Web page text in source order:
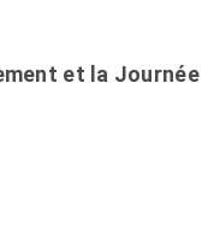
et la Journée